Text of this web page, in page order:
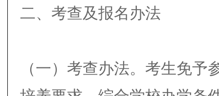
二、考查及报名办法
（一）考查办法。考生免